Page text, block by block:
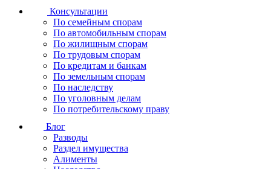
Консультации
По семейным спорам
По автомобильным спорам
По жилищным спорам
По трудовым спорам
По кредитам и банкам
По земельным спорам
По наследству
По уголовным делам
По потребительскому праву
Блог
Разводы
Раздел имущества
Алименты